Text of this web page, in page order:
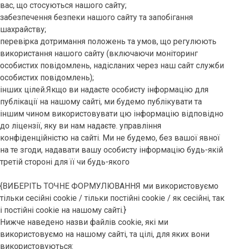
вас, що стосуються нашого сайту;
забезпечення безпеки нашого сайту та запобігання
шахрайству;
перевірка дотримання положень та умов, що регулюють
використання нашого сайту (включаючи моніторинг
особистих повідомлень, надісланих через наш сайт служби
особистих повідомлень);
інших цілей.Якщо ви надаєте особисту інформацію для
публікації на нашому сайті, ми будемо публікувати та
іншим чином використовувати цю інформацію відповідно
до ліцензії, яку ви нам надаєте. управління
конфіденційністю на сайті. Ми не будемо, без вашої явної
на те згоди, надавати вашу особисту інформацію будь-якій
третій стороні для її чи будь-якого
{ВИБЕРІТЬ ТОЧНЕ ФОРМУЛЮВАННЯ ми використовуємо
тільки сесійні cookie / тільки постійні cookie / як сесійні, так
і постійні cookie на нашому сайті.}
Нижче наведено назви файлів cookie, які ми
використовуємо на нашому сайті, та цілі, для яких вони
використовуються: